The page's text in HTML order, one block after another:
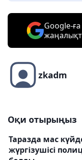
Google-
zkadm
Оқи отырыңыз
Таразда мас
жүргізушісі